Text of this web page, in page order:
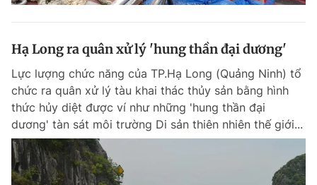
Đọc Thanh Niên trên điện thoại
Hạ Long ra quân xử lý 'hung thần đại dương'
Lực lượng chức năng của TP.Hạ Long (Quảng Ninh) tổ
chức ra quân xử lý tàu khai thác thủy sản bằng hình
thức hủy diệt được ví như những 'hung thần đại
dương' tàn sát môi trường Di sản thiên nhiên thế giới...